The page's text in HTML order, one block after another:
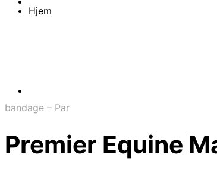
Hjem
bandage – Par
Premier Equine